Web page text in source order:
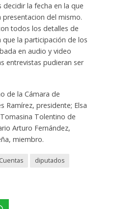
la fecha en la que
del mismo.
todos los detalles de
la participación de los
en audio y video
entrevistas pudieran ser
de la Cámara de
Ramírez, presidente; Elsa
Tolentino de
Arturo Fernández,
miembro.
diputados